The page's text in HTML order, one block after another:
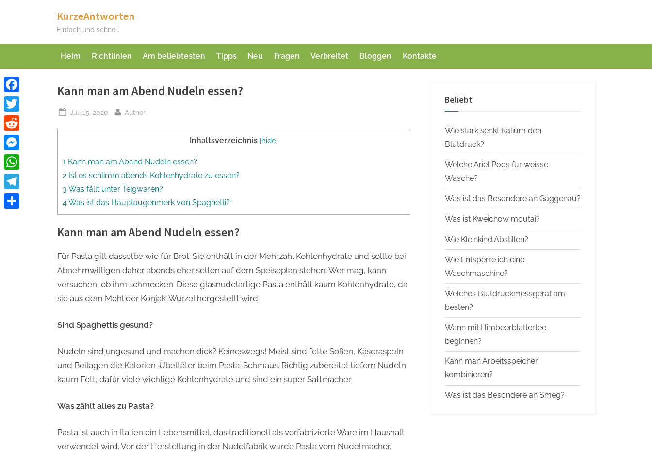
KurzeAntworten
Einfach und schnell
Heim Richtlinien Am beliebtesten Tipps Neu Fragen Verbreitet Bloggen Kontakte
Kann man am Abend Nudeln essen?
Posted
Juli 15, 2020 By
Author
Inhaltsverzeichnis [hide]
1 Kann man am Abend Nudeln essen?
2 Ist es schlimm abends Kohlenhydrate zu essen?
3 Was fällt unter Teigwaren?
4 Was ist das Hauptaugenmerk von Spaghetti?
Kann man am Abend Nudeln essen?
Für Pasta gilt dasselbe wie für Brot: Sie enthält in der Mehrzahl Kohlenhydrate und sollte bei
Abnehmwilligen daher abends eher selten auf dem Speiseplan stehen. Wer mag, kann
versuchen, ob ihm schmecken: Diese glasnudelartige Pasta enthält kaum Kohlenhydrate, da
sie aus dem Mehl der Konjak-Wurzel hergestellt wird.
Sind Spaghettis gesund?
Nudeln sind ungesund und machen dick? Keineswegs! Meist sind fette Soßen, Käseraspeln
und Beilagen die Kalorien-Übeltäter beim Pasta-Schmaus. Richtig zubereitet liefern Nudeln
kaum Fett, dafür viele wichtige Kohlenhydrate und sind ein super Sattmacher.
Was zählt alles zu Pasta?
Pasta ist auch in Italien ein Lebensmittel, das traditionell als vorfabrizierte Ware im Haushalt
verwendet wird. Vor der Herstellung in der Nudelfabrik wurde Pasta vom Nudelmacher,
Beliebt
Wie stark senkt Kalium den
Blutdruck?
Welche Ariel Pods fur weisse
Wasche?
Was ist das Besondere an Gaggenau?
Was ist Kweichow moutai?
Wie Kleinkind Abstillen?
Wie Entsperre ich eine
Waschmaschine?
Welches Blutdruckmessgerat am
besten?
Wann mit Himbeerblattertee
beginnen?
Kann man Arbeitsspeicher
kombinieren?
Was ist das Besondere an Smeg?
Facebook
Twitter
Reddit
Messenger
WhatsApp
Telegram